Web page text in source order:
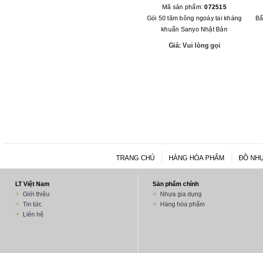
Mã sản phẩm:072515
Gói 50 tăm bông ngoáy tai kháng
khuẩn Sanyo Nhật Bản
Giá: Vui lòng gọi
TRANG CHỦ HÀNG HÓA PHẨM ĐỒ
LT Việt Nam
Giới thiệu
Tin tức
Liên hệ
Sản phẩm chính
Nhựa gia dụng
Hàng hóa phẩm